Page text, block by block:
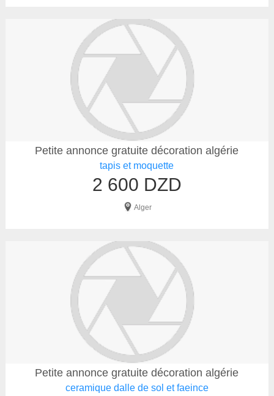
Petite annonce gratuite décoration algérie
tapis et moquette
2 600 DZD
Alger
Petite annonce gratuite décoration algérie
ceramique dalle de sol et faeince